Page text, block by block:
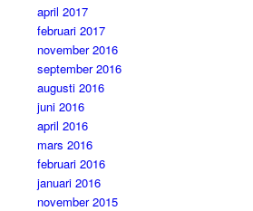
april 2017
februari 2017
november 2016
september 2016
augusti 2016
juni 2016
april 2016
mars 2016
februari 2016
januari 2016
november 2015